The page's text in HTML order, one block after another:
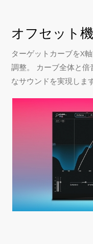
オフセット
ターゲットカーブをX
調整。 カーブ全体と
なサウンドを実現します